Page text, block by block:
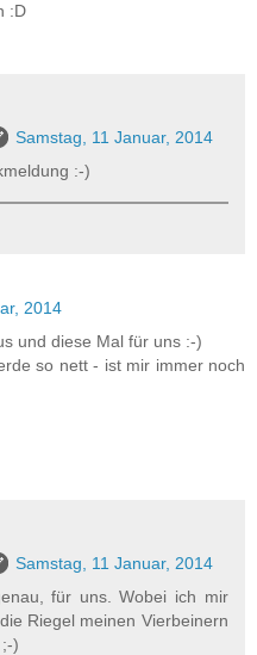
:D
Samstag, 11 Januar, 2014
:-)
2014
und diese Mal für uns :-)
so nett - ist mir immer noch
Samstag, 11 Januar, 2014
für uns. Wobei ich mir
Riegel meinen Vierbeinern
)